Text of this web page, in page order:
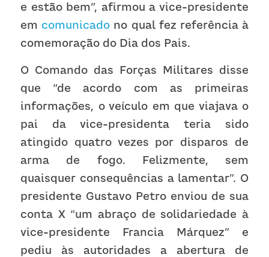
e estão bem”, afirmou a vice-presidente
em comunicado no qual fez referência à
comemoração do Dia dos Pais.
O Comando das Forças Militares disse
que “de acordo com as primeiras
informações, o veículo em que viajava o
pai da vice-presidenta teria sido
atingido quatro vezes por disparos de
arma de fogo. Felizmente, sem
quaisquer consequências a lamentar”. O
presidente Gustavo Petro enviou de sua
conta X “um abraço de solidariedade à
vice-presidente Francia Márquez” e
pediu às autoridades a abertura de